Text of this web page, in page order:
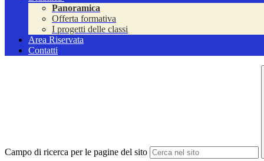
Panoramica
Offerta formativa
I progetti delle classi
Area Riservata
Contatti
Campo di ricerca per le pagine del sito